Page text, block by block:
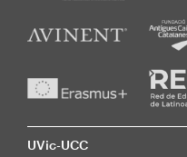
UVic-UCC